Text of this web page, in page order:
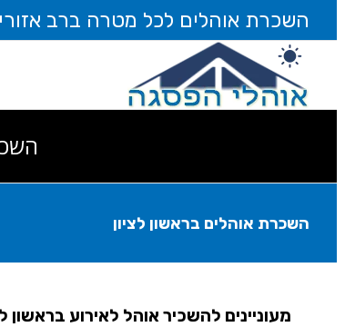
לתוכן
השכרת אוהלים לכל מטרה ברב אזורי הארץ...
השכרת אוהלים בראשון לציון
מעוניינים להשכיר אוהל לאירוע